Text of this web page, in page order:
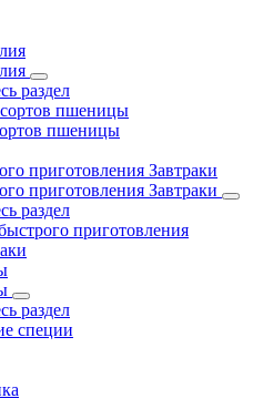
раздел
пшеницы
пшеницы
приготовления Завтраки
приготовления Завтраки
раздел
приготовления
раздел
специи